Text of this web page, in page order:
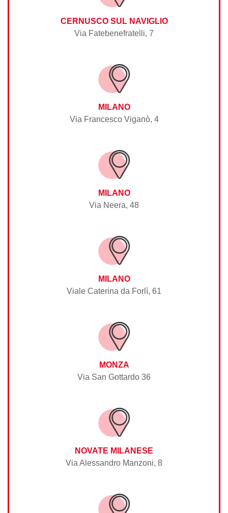
CERNUSCO SUL NAVIGLIO
Via Fatebenefratelli, 7
MILANO
Via Francesco Viganò, 4
MILANO
Via Neera, 48
MILANO
Viale Caterina da Forlì, 61
MONZA
Via San Gottardo 36
NOVATE MILANESE
Via Alessandro Manzoni, 8